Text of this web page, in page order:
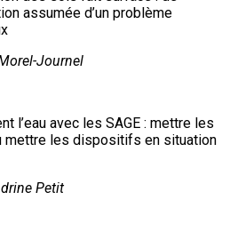
assumée d’un problème
Journel
l’eau avec les SAGE : mettre les
les dispositifs en situation
Petit